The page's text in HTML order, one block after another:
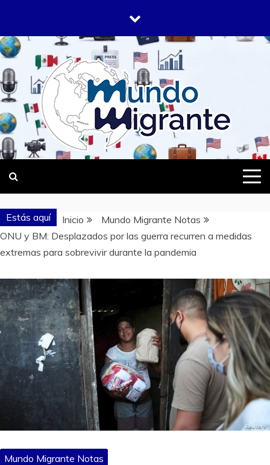
contenido
MUNDO
MIGRANTE
DONDE TODOS SOMOS MIGRANTES
Estás aquí Inicio
Mundo Migrante Notas
ONU y BM: Desplazados por las guerra recurren a medidas
extremas para sobrevivir durante la pandemia
Mundo Migrante Notas